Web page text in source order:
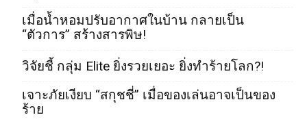
เมื่อน้ำหอมปรับอากาศในบ้าน กลายเป็น
“ตัวการ” สร้างสารพิษ!
วิจัยชี้ กลุ่ม Elite ยิ่งรวยเยอะ ยิ่งทำร้ายโลก?!
เจาะภัยเงียบ “สกุชชี่” เมื่อของเล่นอาจเป็นของ
ร้าย